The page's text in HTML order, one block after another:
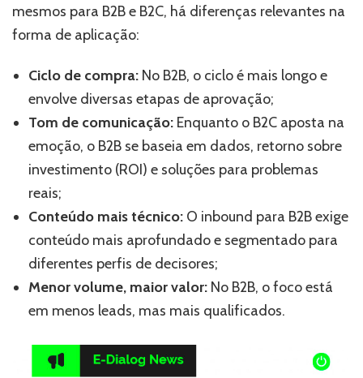
mesmos para B2B e B2C, há diferenças relevantes na
forma de aplicação:
Ciclo de compra: No B2B, o ciclo é mais longo e
envolve diversas etapas de aprovação;
Tom de comunicação: Enquanto o B2C aposta na
emoção, o B2B se baseia em dados, retorno sobre
investimento (ROI) e soluções para problemas
reais;
Conteúdo mais técnico: O inbound para B2B exige
conteúdo mais aprofundado e segmentado para
diferentes perfis de decisores;
Menor volume, maior valor: No B2B, o foco está
em menos leads, mas mais qualificados.